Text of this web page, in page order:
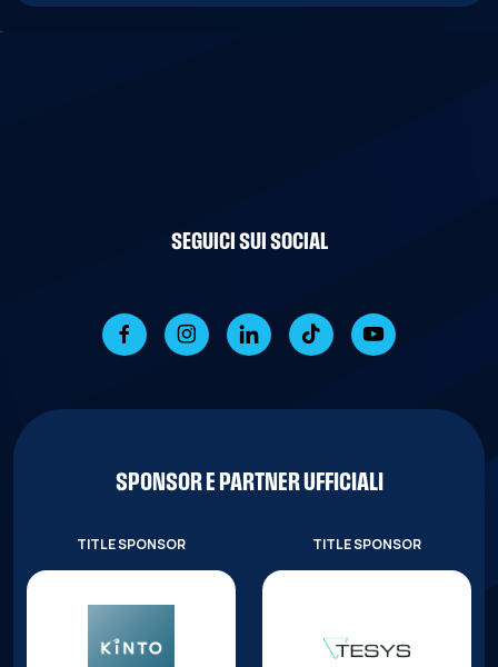
SEGUICI SUI SOCIAL
SPONSOR E PARTNER UFFICIALI
TITLE SPONSOR TITLE SPONSOR